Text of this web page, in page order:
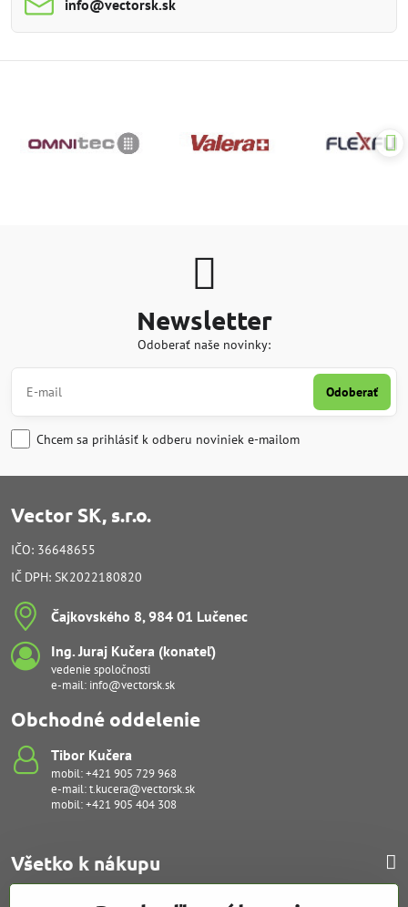
info​@vectorsk​.sk
Newsletter
Odoberať naše novinky:
Odoberať
Chcem sa prihlásiť k odberu noviniek e-mailom
Vector SK, s.r.o.
IČO: 36648655
IČ DPH: SK2022180820
Čajkovského 8, 984 01 Lučenec
Ing​. Juraj Kučera (konateľ)
vedenie spoločnosti
e-mail: info@vectorsk.sk
Obchodné oddelenie
Tibor Kučera
mobil:+421 905 729 968
e-mail:t.kucera@vectorsk.sk
mobil:+421 905 404 308
Všetko k nákupu